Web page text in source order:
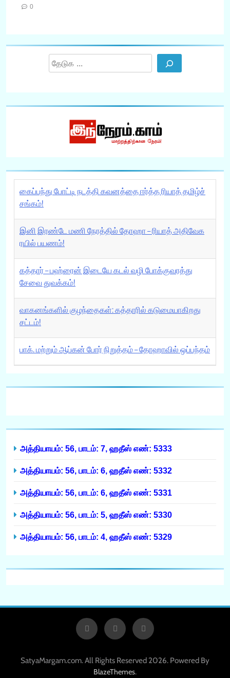
0
கைப்பந்து போட்டி நடத்தி கவனத்தை ஈர்த்த ரியாத் தமிழ்ச்
சங்கம்!
இனி இரண்டே மணி நேரத்தில் தோஹா – ரியாத் அதிவேக
ரயில் பயணம்!
கத்தார் – பஹ்ரைன் இடையே கடல் வழி போக்குவரத்து
சேவை துவக்கம்!
வாகனங்களில் குழந்தைகள்: கத்தாரில் கடுமையாகிறது
சட்டம்!
பாக். மற்றும் ஆப்கன் போர் நிறுத்தம் – தோஹாவில் ஒப்பந்தம்
அத்தியாயம்: 56, பாடம்: 7, ஹதீஸ் எண்: 5333
அத்தியாயம்: 56, பாடம்: 6, ஹதீஸ் எண்: 5332
அத்தியாயம்: 56, பாடம்: 6, ஹதீஸ் எண்: 5331
அத்தியாயம்: 56, பாடம்: 5, ஹதீஸ் எண்: 5330
அத்தியாயம்: 56, பாடம்: 4, ஹதீஸ் எண்: 5329
SatyaMargam.com. All Rights Reserved 2026. Powered By
BlazeThemes.